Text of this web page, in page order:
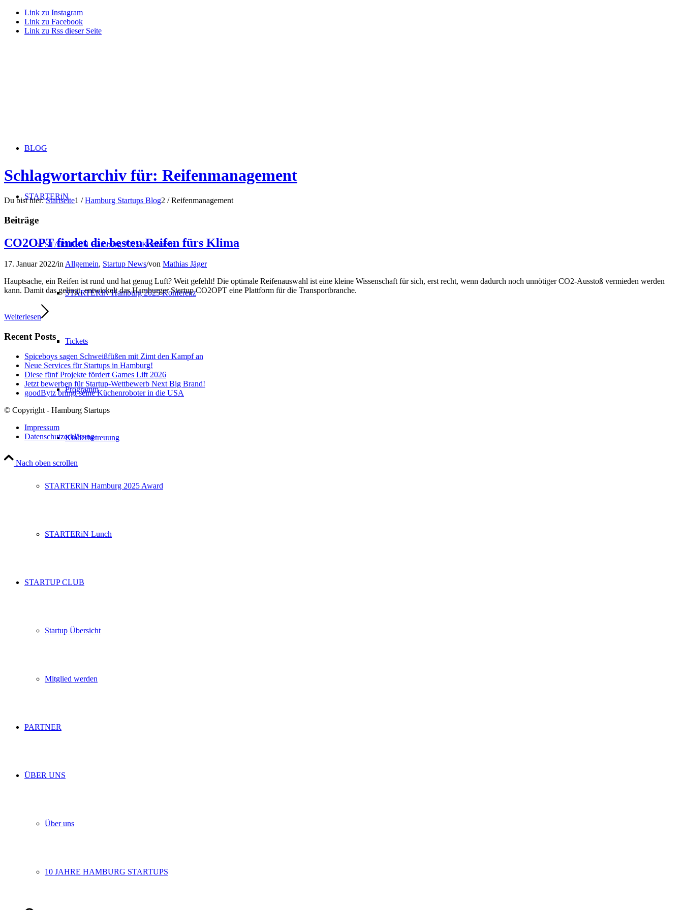
Link zu Instagram
Link zu Facebook
Link zu Rss dieser Seite
BLOG
STARTERiN
STARTERiN Hamburg 2025 Konferenz
STARTERiN Hamburg 2025 Konferenz
Tickets
Programm
Kinderbetreuung
STARTERiN Hamburg 2025 Award
STARTERiN Lunch
STARTUP CLUB
Startup Übersicht
Mitglied werden
PARTNER
ÜBER UNS
Über uns
10 JAHRE HAMBURG STARTUPS
Schlagwortarchiv für: Reifenmanagement
Du bist hier: Startseite1 / Hamburg Startups Blog2 / Reifenmanagement
Beiträge
CO2OPT findet die besten Reifen fürs Klima
17. Januar 2022/inAllgemein, Startup News/von Mathias Jäger
Hauptsache, ein Reifen ist rund und hat genug Luft? Weit gefehlt! Die optimale Reifenauswahl ist eine kleine Wissenschaft für sich, erst recht, wenn dadurch noch unnötiger CO2-Ausstoß vermieden werden
kann. Damit das gelingt, entwickelt das Hamburger Startup CO2OPT eine Plattform für die Transportbranche.
Weiterlesen
Recent Posts
Spiceboys sagen Schweißfüßen mit Zimt den Kampf an
Neue Services für Startups in Hamburg!
Diese fünf Projekte fördert Games Lift 2026
Jetzt bewerben für Startup-Wettbewerb Next Big Brand!
goodBytz bringt seine Küchenroboter in die USA
© Copyright - Hamburg Startups
Impressum
Datenschutzerklärung
Nach oben scrollen